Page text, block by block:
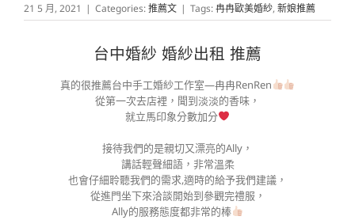
21 5 月, 2021 | Categories:推薦文 | Tags:冉冉歐美婚紗, 新娘推薦
台中婚紗 婚紗出租 推薦
真的很推薦台中手工婚紗工作室—冉冉RenRen
從第一次去店裡，聞到淡淡的香味，
就立馬印象分數加分
接待我們的是親切又漂亮的Ally，
講話輕聲細語，非常溫柔
也會仔細聆聽我們的需求,適時的給予我們建議，
從進門坐下來洽談開始到參觀完禮服，
Ally的服務態度都非常的棒